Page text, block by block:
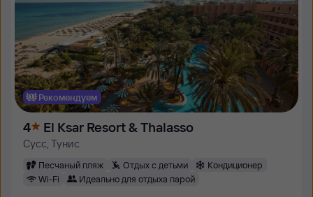
Рекомендуем
4 El Ksar Resort & Thalasso
Сусс, Тунис
Песчаный пляж Отдых с детьми
Кондиционер
Wi-Fi
Идеально для отдыха парой